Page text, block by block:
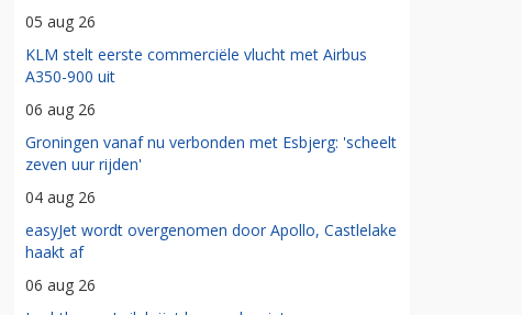
05 aug 26
KLM stelt eerste commerciële vlucht met Airbus
A350-900 uit
06 aug 26
Groningen vanaf nu verbonden met Esbjerg: 'scheelt
zeven uur rijden'
04 aug 26
easyJet wordt overgenomen door Apollo, Castlelake
haakt af
06 aug 26